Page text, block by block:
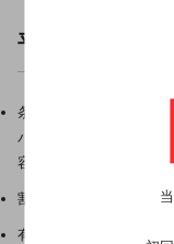
平日限定
条件： スマホで年賀状
バナーが表示された方
容の確認画面」の「ク
割引額： 印刷代金から
有効期限：2023年12月15